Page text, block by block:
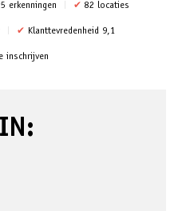
erkenningen ✔ 82 locaties
✔ Klanttevredenheid 9,1
inschrijven